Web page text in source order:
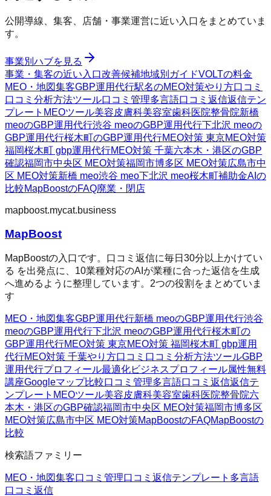
公開導線、集客、店舗・事業運営に近い入口をまとめていま
す。
事業別ハブを見る
事業・集客の近い入口改善候補地域別ガイドVOLTの料金
MEO・地図集客GBP運用代行駅名のMEO対策やり方口コミ
口コミ分析方法ツール口コミ管理多言語口コミ返信返信テン
プレート MEOツール美容皮膚科美容室歯科医院整骨院新橋
meoのGBP運用代行渋谷 meoのGBP運用代行下北沢 meoの
GBP運用代行桜木町のGBP運用代行MEO対策 東京MEO対策
福岡桜木町 gbp運用代行MEO対策 千葉六本木・港区のGBP
確認福岡市中央区 MEO対策福岡市博多区 MEO対策広島市中
区 MEO対策新橋 meo渋谷 meo下北沢 meo桜木町補助金AIの
比較MapBoostのFAQ廃業・閉店
mapboost.mycat.business
MapBoost
MapBoostの入口です。口コミ返信に毎日30分以上かけてい
る を出発点に、10業種対応のAIが業種に合った返信を生成
へ進めるように整理しています。2つの役割をまとめていま
す
MEO・地図集客GBP運用代行新橋 meoのGBP運用代行渋谷
meoのGBP運用代行下北沢 meoのGBP運用代行桜木町の
GBP運用代行MEO対策 東京MEO対策 福岡桜木町 gbp運用
代行MEO対策 千葉やり方口コミ 口コミ分析方法ツールGBP
運用代行プロフィール最適化ビジネスプロフィール属性無料
講座Googleマップ比較口コミ管理多言語口コミ返信返信テ
ンプレート MEOツール美容皮膚科美容室歯科医院整骨院六
本木・港区のGBP確認福岡市中央区 MEO対策福岡市博多区
MEO対策広島市中区 MEO対策MapBoostのFAQMapBoostの
比較
検索語ファミリー
MEO・地図集客口コミ管理口コミ返信テンプレート 多言語
口コミ返信